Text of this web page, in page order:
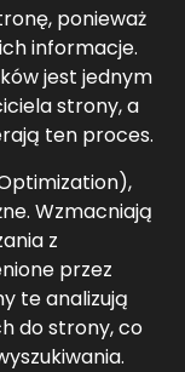
ponieważ
informacje.
jest jednym
strony, a
ten proces.
Wzmacniają
z
przez
te analizują
do strony, co